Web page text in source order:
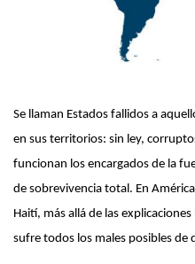
Se llaman Estados fallidos a
en sus territorios: sin ley,
funcionan los encargados de la
de sobrevivencia total. En
Haití, más allá de las
sufre todos los males posibles